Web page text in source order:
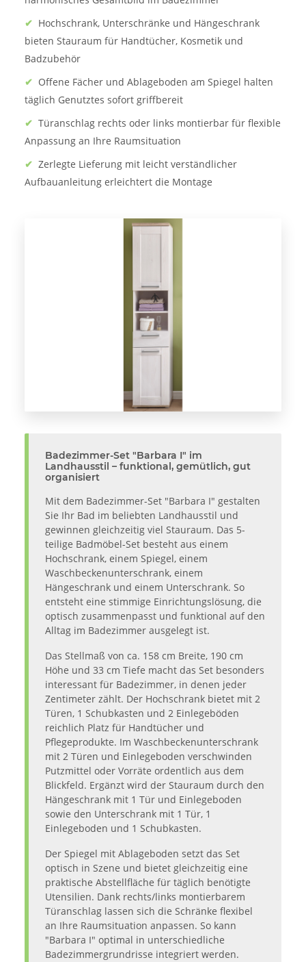
✔ Hochschrank, Unterschränke und Hängeschrank
bieten Stauraum für Handtücher, Kosmetik und
Badzubehör
✔ Offene Fächer und Ablageboden am Spiegel halten
täglich Genutztes sofort griffbereit
✔ Türanschlag rechts oder links montierbar für flexible
Anpassung an Ihre Raumsituation
✔ Zerlegte Lieferung mit leicht verständlicher
Aufbauanleitung erleichtert die Montage
Badezimmer-Set "Barbara I" im
Landhausstil – funktional, gemütlich, gut
organisiert
Mit dem Badezimmer-Set "Barbara I" gestalten
Sie Ihr Bad im beliebten Landhausstil und
gewinnen gleichzeitig viel Stauraum. Das 5-
teilige Badmöbel-Set besteht aus einem
Hochschrank, einem Spiegel, einem
Waschbeckenunterschrank, einem
Hängeschrank und einem Unterschrank. So
entsteht eine stimmige Einrichtungslösung, die
optisch zusammenpasst und funktional auf den
Alltag im Badezimmer ausgelegt ist.
Das Stellmaß von ca. 158 cm Breite, 190 cm
Höhe und 33 cm Tiefe macht das Set besonders
interessant für Badezimmer, in denen jeder
Zentimeter zählt. Der Hochschrank bietet mit 2
Türen, 1 Schubkasten und 2 Einlegeböden
reichlich Platz für Handtücher und
Pflegeprodukte. Im Waschbeckenunterschrank
mit 2 Türen und Einlegeboden verschwinden
Putzmittel oder Vorräte ordentlich aus dem
Blickfeld. Ergänzt wird der Stauraum durch den
Hängeschrank mit 1 Tür und Einlegeboden
sowie den Unterschrank mit 1 Tür, 1
Einlegeboden und 1 Schubkasten.
Der Spiegel mit Ablageboden setzt das Set
optisch in Szene und bietet gleichzeitig eine
praktische Abstellfläche für täglich benötigte
Utensilien. Dank rechts/links montierbarem
Türanschlag lassen sich die Schränke flexibel
an Ihre Raumsituation anpassen. So kann
"Barbara I" optimal in unterschiedliche
Badezimmergrundrisse integriert werden.